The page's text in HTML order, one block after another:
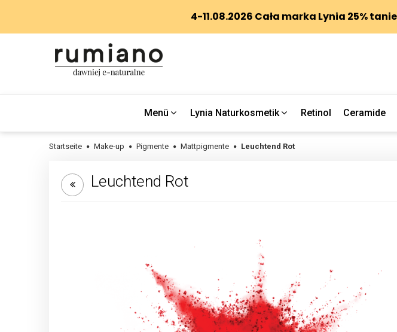
Menü Lynia Naturkosmetik Retinol Ceramide
Startseite Make-up Pigmente Mattpigmente Leuchtend Rot
Leuchtend Rot